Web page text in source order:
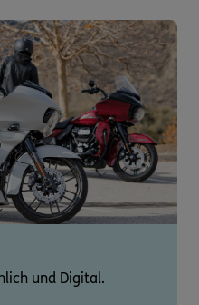
und Digital.